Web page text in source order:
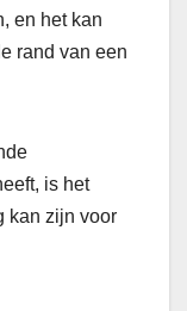
en het kan
rand van een
is het
kan zijn voor